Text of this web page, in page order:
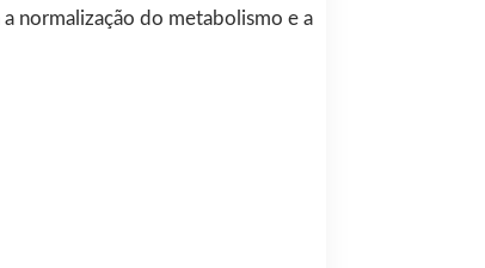
normalização do metabolismo e a